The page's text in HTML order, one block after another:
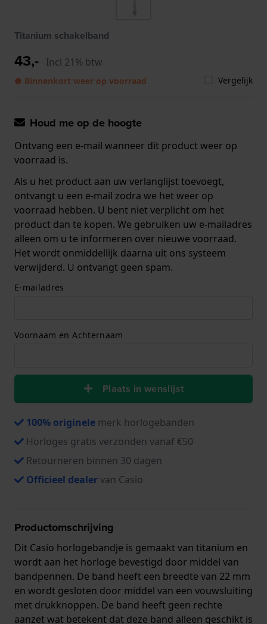
Titanium schakelband
43,- Incl 21% btw
● Binnenkort weer op voorraad Vergelijk
Houd me op de hoogte
Ontvang een e-mail wanneer dit product weer op
voorraad is.
Als u het product aan uw verlanglijst toevoegt,
ontvangt u een e-mail zodra we het weer op
voorraad hebben. U bent niet verplicht om het
product dan te kopen. We gebruiken uw e-mailadres
alleen om u te informeren over nieuwe voorraad.
Het wordt onmiddellijk daarna uit ons systeem
verwijderd. U ontvangt geen spam.
E-mailadres
Voornaam en Achternaam
Plaats in wenslijst
100% originele merk horlogebanden
Horloges gratis verzonden vanaf €50
Retourneren binnen 30 dagen
Officieel dealervan Casio
Productomschrijving
Dit Casio horlogebandje is gemaakt van titanium en
wordt aan het horloge bevestigd door middel van
bandpennen. De band heeft een breedte van 22 mm
en wordt gesloten door middel van een vouwsluiting
met drukknoppen. De band heeft geen rechte
aanzet wat betekent dat deze band alleen geschikt is